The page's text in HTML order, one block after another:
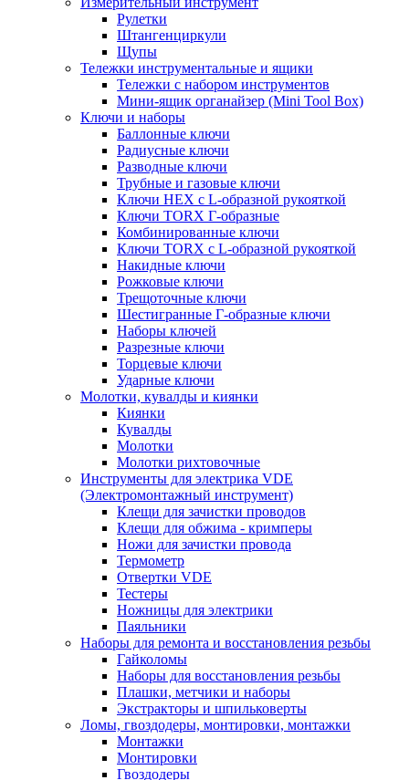
Рулетки
Штангенциркули
Щупы
Тележки инструментальные и ящики
Тележки с набором инструментов
Мини-ящик органайзер (Mini Tool Box)
Ключи и наборы
Баллонные ключи
Радиусные ключи
Разводные ключи
Трубные и газовые ключи
Ключи HEX с L-образной рукояткой
Ключи TORX Г-образные
Комбинированные ключи
Ключи TORX с L-образной рукояткой
Накидные ключи
Рожковые ключи
Трещоточные ключи
Шестигранные Г-образные ключи
Наборы ключей
Разрезные ключи
Торцевые ключи
Ударные ключи
Молотки, кувалды и киянки
Киянки
Кувалды
Молотки
Молотки рихтовочные
Инструменты для электрика VDE
(Электромонтажный инструмент)
Клещи для зачистки проводов
Клещи для обжима - кримперы
Ножи для зачистки провода
Термометр
Отвертки VDE
Тестеры
Ножницы для электрики
Паяльники
Наборы для ремонта и восстановления резьбы
Гайколомы
Наборы для восстановления резьбы
Плашки, метчики и наборы
Экстракторы и шпильковерты
Ломы, гвоздодеры, монтировки, монтажки
Монтажки
Монтировки
Гвоздодеры